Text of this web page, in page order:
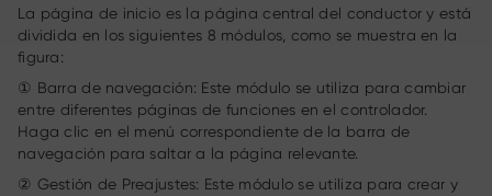
La página de inicio es la página central del conductor y está
dividida en los siguientes 8 módulos, como se muestra en la
figura:
① Barra de navegación: Este módulo se utiliza para cambiar
entre diferentes páginas de funciones en el controlador.
Haga clic en el menú correspondiente de la barra de
navegación para saltar a la página relevante.
② Gestión de Preajustes: Este módulo se utiliza para crear y